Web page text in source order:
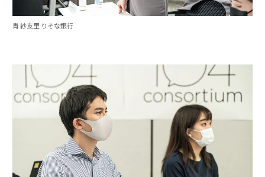
青 紗友里 りそな銀行